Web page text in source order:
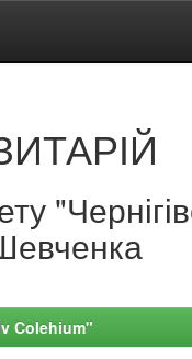
Colehium"